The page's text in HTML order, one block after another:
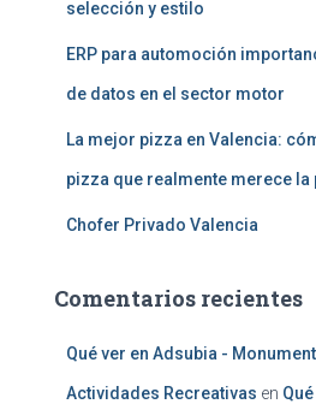
selección y estilo
ERP para automoción
de datos en el sector motor
La mejor pizza en Valencia:
pizza que realmente merece la
Chofer Privado Valencia
Comentarios recientes
Qué ver en Adsubia -
Actividades Recreativas en